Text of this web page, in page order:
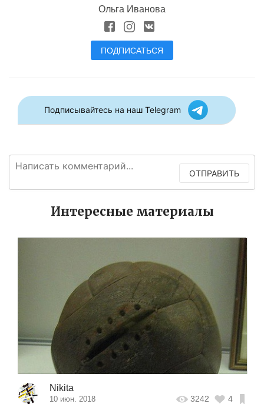
Ольга Иванова
ПОДПИСАТЬСЯ
Подписывайтесь на наш Telegram
ОТПРАВИТЬ
Интересные материалы
Nikita
10 июн. 2018 3242 4